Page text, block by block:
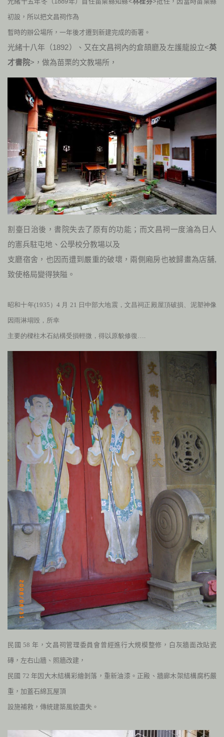
初設，所以把文昌祠作為
暫時的辦公場所，一年後才遷到新建完成的衙署。
光緒十八年（1892）、又在文昌祠內的倉頡廳及左護龍設立<英
才書院>，做為苗栗的文教場所，
割臺日治後，書院失去了原有的功能；而文昌祠一度淪為日人
的憲兵駐屯地、公學校分教場以及
支廳宿舍，也因而遭到嚴重的破壞，兩側廂房也被歸畫為店舖,
致使格局變得狹隘。
昭和十年(1935） 4 月 21 日中部大地震， 文昌祠正殿屋頂破損、泥塑神像
因雨淋塌毀，所幸
主要的樑柱木石結構受損輕微，得以原貌修復….
民國 58 年，文昌祠管理委員會曾經進行大規模整修，白灰牆面改貼瓷
磚，左右山牆、照牆改建，
民國 72年因大木結構彩繪剝落，重新油漆。 正殿、牆廊木架結構腐朽嚴
重，加蓋石綿瓦屋頂
設施補救，傳統建築風貌盡失。